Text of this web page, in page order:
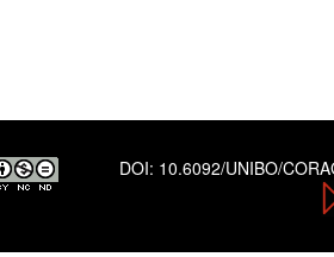
DOI: 10.6092/UNIBO/